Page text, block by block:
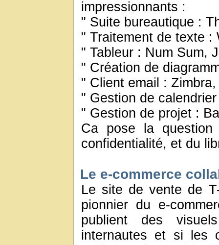
impressionnants :
" Suite bureautique :
" Traitement de texte :
" Tableur : Num Sum,
" Création de
" Client email :
" Gestion de
" Gestion de projet :
Ca pose la
confidentialité, et du
Le e-commerce
Le site de vente de
pionnier du e-
publient des
internautes et si les